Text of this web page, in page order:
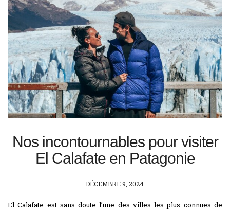
Nos incontournables pour visiter
El Calafate en Patagonie
POSTED
DÉCEMBRE 9, 2024
El Calafate est sans doute l’une des villes les plus connues de